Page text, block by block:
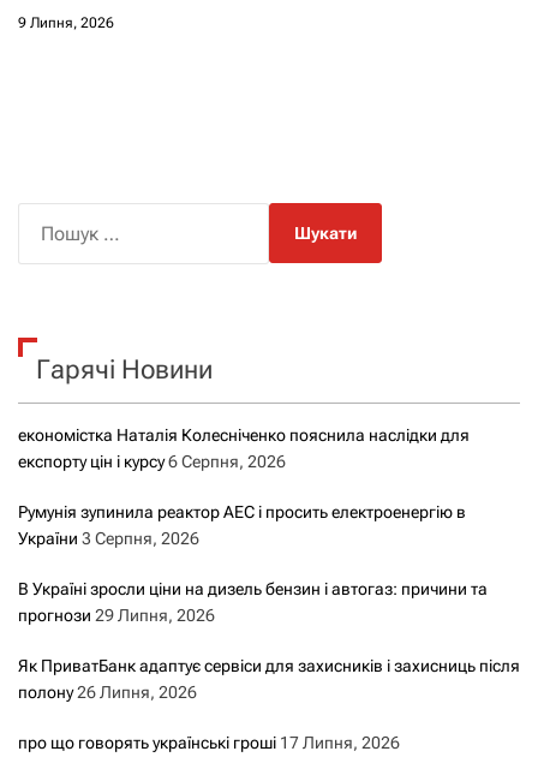
9 Липня, 2026
к
Гарячі Новини
економістка Наталія Колесніченко пояснила наслідки для
експорту цін і курсу6 Серпня, 2026
Румунія зупинила реактор АЕС і просить електроенергію в
України 3 Серпня, 2026
В Україні зросли ціни на дизель бензин і автогаз: причини та
прогнози 29 Липня, 2026
Як ПриватБанк адаптує сервіси для захисників і захисниць після
полону26 Липня, 2026
про що говорять українські гроші 17 Липня, 2026